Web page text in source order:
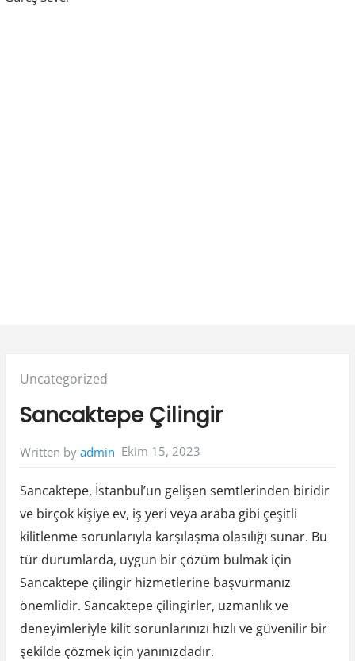
Posted
Uncategorized
Sancaktepe Çilingir
Written by admin Ekim 15, 2023
Sancaktepe, İstanbul’un gelişen semtlerinden biridir
ve birçok kişiye ev, iş yeri veya araba gibi çeşitli
kilitlenme sorunlarıyla karşılaşma olasılığı sunar. Bu
tür durumlarda, uygun bir çözüm bulmak için
Sancaktepe çilingir hizmetlerine başvurmanız
önemlidir. Sancaktepe çilingirler, uzmanlık ve
deneyimleriyle kilit sorunlarınızı hızlı ve güvenilir bir
şekilde çözmek için yanınızdadır.